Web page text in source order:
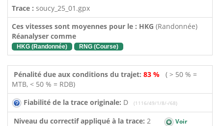
Trace : soucy_25_01.gpx
Ces vitesses sont moyennes pour le : HKG (Randonnée)
Réanalyser comme
HKG (Randonnée) RNG (Course)
Pénalité due aux conditions du trajet: 83 % ( > 50 % =
MTB, < 50 % = RDB)
Fiabilité de la trace originale: D (1116/49/1/8/-/68)
Niveau du correctif appliqué à la trace: 2
Voir